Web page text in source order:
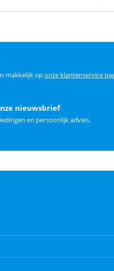
makkelijk oponze klantenservice
nieuwsbrief
en persoonlijk advies.